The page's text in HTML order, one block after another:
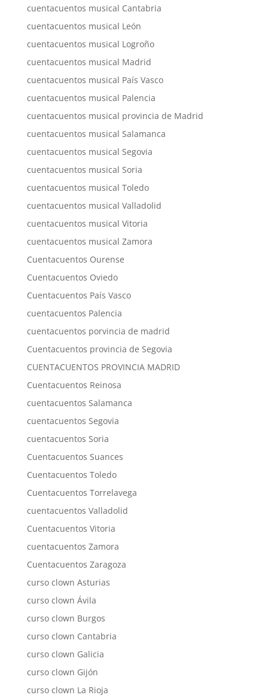
cuentacuentos musical Cantabria
cuentacuentos musical León
cuentacuentos musical Logroño
cuentacuentos musical Madrid
cuentacuentos musical País Vasco
cuentacuentos musical Palencia
cuentacuentos musical provincia de Madrid
cuentacuentos musical Salamanca
cuentacuentos musical Segovia
cuentacuentos musical Soria
cuentacuentos musical Toledo
cuentacuentos musical Valladolid
cuentacuentos musical Vitoria
cuentacuentos musical Zamora
Cuentacuentos Ourense
Cuentacuentos Oviedo
Cuentacuentos País Vasco
cuentacuentos Palencia
cuentacuentos porvincia de madrid
Cuentacuentos provincia de Segovia
CUENTACUENTOS PROVINCIA MADRID
Cuentacuentos Reinosa
cuentacuentos Salamanca
cuentacuentos Segovia
cuentacuentos Soria
Cuentacuentos Suances
Cuentacuentos Toledo
Cuentacuentos Torrelavega
cuentacuentos Valladolid
Cuentacuentos Vitoria
cuentacuentos Zamora
Cuentacuentos Zaragoza
curso clown Asturias
curso clown Ávila
curso clown Burgos
curso clown Cantabria
curso clown Galicia
curso clown Gijón
curso clown La Rioja